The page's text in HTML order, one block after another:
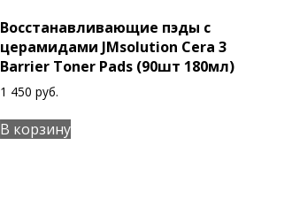
Восстанавливающие пэды с
церамидами JMsolution Cera 3
Barrier Toner Pads (90шт 180мл)
1 450 руб.
В корзину